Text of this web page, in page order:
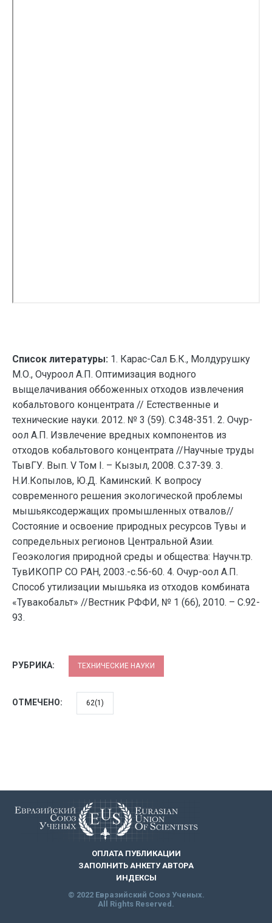
Список литературы: 1. Карас-Сал Б.К., Молдурушку
М.О., Очуроол А.П. Оптимизация водного
выщелачивания оббоженных отходов извлечения
кобальтового концентрата // Естественные и
технические науки. 2012. № 3 (59). С.348-351. 2. Очур-
оол А.П. Извлечение вредных компонентов из
отходов кобальтового концентрата //Научные труды
ТывГУ. Вып. V Том I. – Кызыл, 2008. С.37-39. 3.
Н.И.Копылов, Ю.Д. Каминский. К вопросу
современного решения экологической проблемы
мышьяксодержащих промышленных отвалов//
Состояние и освоение природных ресурсов Тувы и
сопредельных регионов Центральной Азии.
Геоэкология природной среды и общества: Научн.тр.
ТувИКОПР СО РАН, 2003.-с.56-60. 4. Очур-оол А.П.
Способ утилизации мышьяка из отходов комбината
«Тувакобальт» //Вестник РФФИ, № 1 (66), 2010. – С.92-
93.
РУБРИКА: ТЕХНИЧЕСКИЕ НАУКИ
ОТМЕЧЕНО: 62(1)
ОПЛАТА ПУБЛИКАЦИИ
ЗАПОЛНИТЬ АНКЕТУ АВТОРА
ИНДЕКСЫ
© 2022 Евразийский Союз Ученых.
All Rights Reserved.